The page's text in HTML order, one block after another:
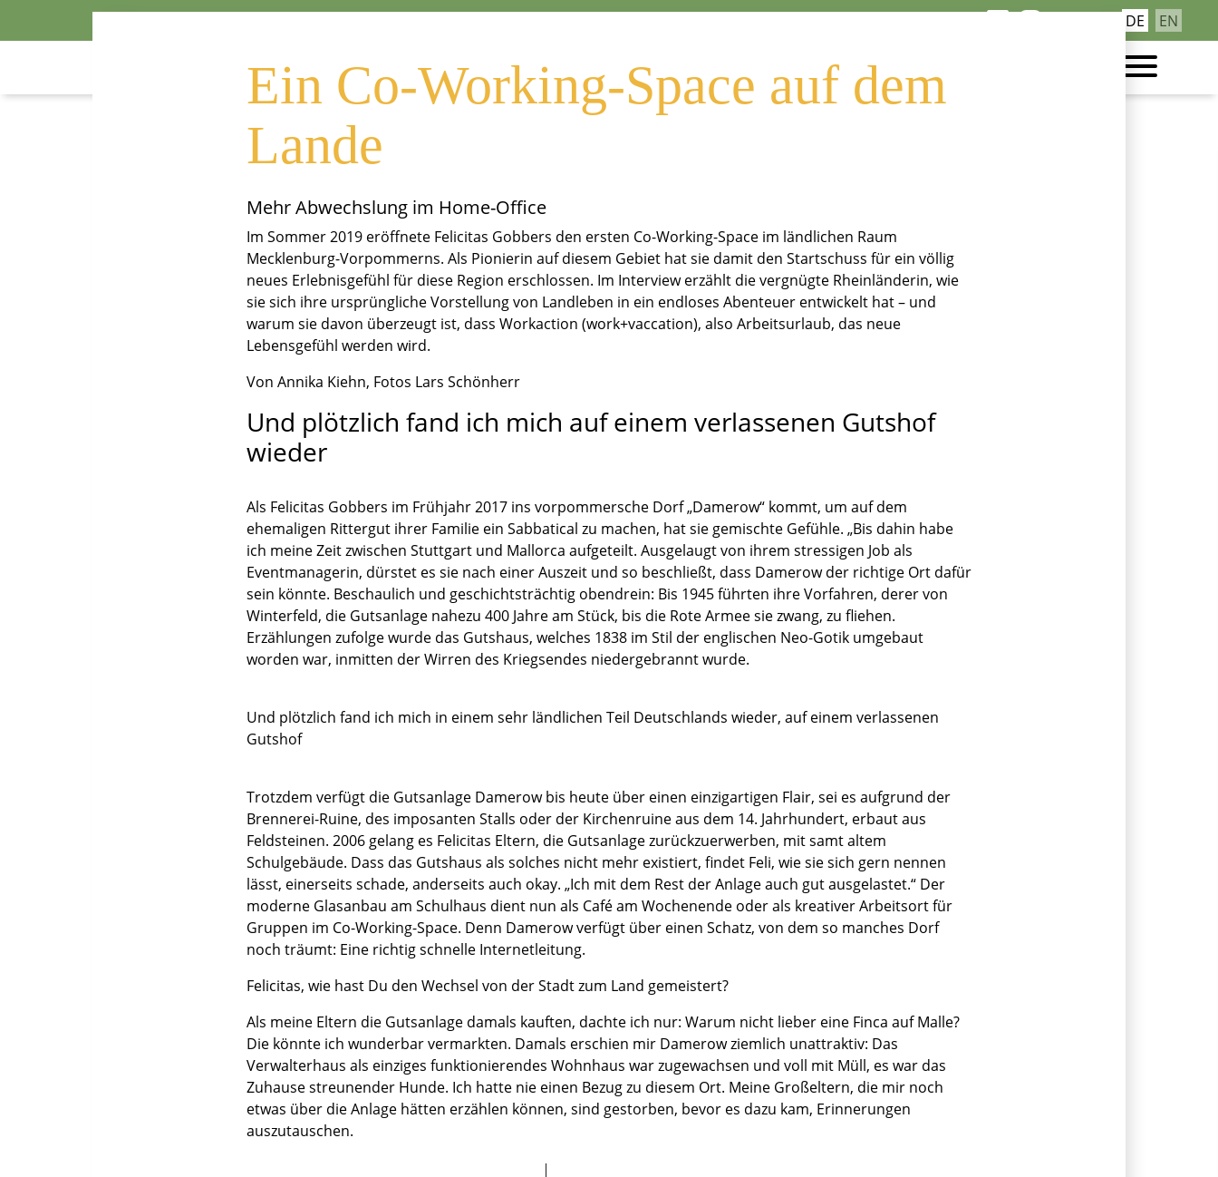
Navigation
überspringen
DE EN
Arbeitsurlaub auf dem Rittergut
Ein Co-Working-Space auf dem
Lande
Mehr Abwechslung im Home-Office
Im Sommer 2019 eröffnete Felicitas Gobbers den ersten Co-Working-Space im ländlichen Raum
Mecklenburg-Vorpommerns. Als Pionierin auf diesem Gebiet hat sie damit den Startschuss für ein völlig
neues Erlebnisgefühl für diese Region erschlossen. Im Interview erzählt die vergnügte Rheinländerin, wie
sie sich ihre ursprüngliche Vorstellung von Landleben in ein endloses Abenteuer entwickelt hat – und
warum sie davon überzeugt ist, dass Workaction (work+vaccation), also Arbeitsurlaub, das neue
Lebensgefühl werden wird.
Von Annika Kiehn, Fotos Lars Schönherr
Und plötzlich fand ich mich auf einem verlassenen Gutshof
wieder
Als Felicitas Gobbers im Frühjahr 2017 ins vorpommersche Dorf „Damerow“ kommt, um auf dem
ehemaligen Rittergut ihrer Familie ein Sabbatical zu machen, hat sie gemischte Gefühle. „Bis dahin habe
ich meine Zeit zwischen Stuttgart und Mallorca aufgeteilt. Ausgelaugt von ihrem stressigen Job als
Eventmanagerin, dürstet es sie nach einer Auszeit und so beschließt, dass Damerow der richtige Ort dafür
sein könnte. Beschaulich und geschichtsträchtig obendrein: Bis 1945 führten ihre Vorfahren, derer von
Winterfeld, die Gutsanlage nahezu 400 Jahre am Stück, bis die Rote Armee sie zwang, zu fliehen.
Erzählungen zufolge wurde das Gutshaus, welches 1838 im Stil der englischen Neo-Gotik umgebaut
worden war, inmitten der Wirren des Kriegsendes niedergebrannt wurde.
Und plötzlich fand ich mich in einem sehr ländlichen Teil Deutschlands wieder, auf einem verlassenen
Gutshof
Trotzdem verfügt die Gutsanlage Damerow bis heute über einen einzigartigen Flair, sei es aufgrund der
Brennerei-Ruine, des imposanten Stalls oder der Kirchenruine aus dem 14. Jahrhundert, erbaut aus
Feldsteinen. 2006 gelang es Felicitas Eltern, die Gutsanlage zurückzuerwerben, mit samt altem
Schulgebäude. Dass das Gutshaus als solches nicht mehr existiert, findet Feli, wie sie sich gern nennen
lässt, einerseits schade, anderseits auch okay. „Ich mit dem Rest der Anlage auch gut ausgelastet.“ Der
moderne Glasanbau am Schulhaus dient nun als Café am Wochenende oder als kreativer Arbeitsort für
Gruppen im Co-Working-Space. Denn Damerow verfügt über einen Schatz, von dem so manches Dorf
noch träumt: Eine richtig schnelle Internetleitung.
Felicitas, wie hast Du den Wechsel von der Stadt zum Land gemeistert?
Als meine Eltern die Gutsanlage damals kauften, dachte ich nur: Warum nicht lieber eine Finca auf Malle?
Die könnte ich wunderbar vermarkten. Damals erschien mir Damerow ziemlich unattraktiv: Das
Verwalterhaus als einziges funktionierendes Wohnhaus war zugewachsen und voll mit Müll, es war das
Zuhause streunender Hunde. Ich hatte nie einen Bezug zu diesem Ort. Meine Großeltern, die mir noch
etwas über die Anlage hätten erzählen können, sind gestorben, bevor es dazu kam, Erinnerungen
auszutauschen.